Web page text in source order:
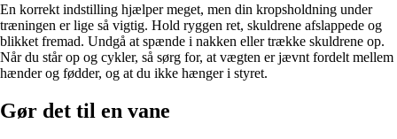
En korrekt indstilling hjælper meget, men din kropsholdning under
træningen er lige så vigtig. Hold ryggen ret, skuldrene afslappede og
blikket fremad. Undgå at spænde i nakken eller trække skuldrene op.
Når du står op og cykler, så sørg for, at vægten er jævnt fordelt mellem
hænder og fødder, og at du ikke hænger i styret.
Gør det til en vane